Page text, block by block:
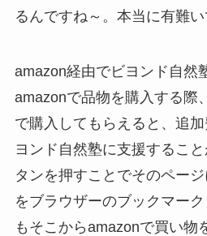
るんですね～。本当に有難い
amazon経由でビヨンド自然
amazonで品物を購入する際
で購入してもらえると、追
ヨンド自然塾に支援するこ
タンを押すことでそのペー
をブラウザーのブックマー
もそこからamazonで買い物